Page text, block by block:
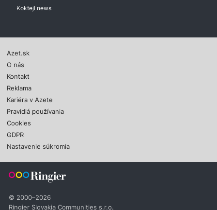
Koktejl news
Azet.sk
O nás
Kontakt
Reklama
Kariéra v Azete
Pravidlá používania
Cookies
GDPR
Nastavenie súkromia
© 2000–2026
Ringier Slovakia Communities s.r.o.